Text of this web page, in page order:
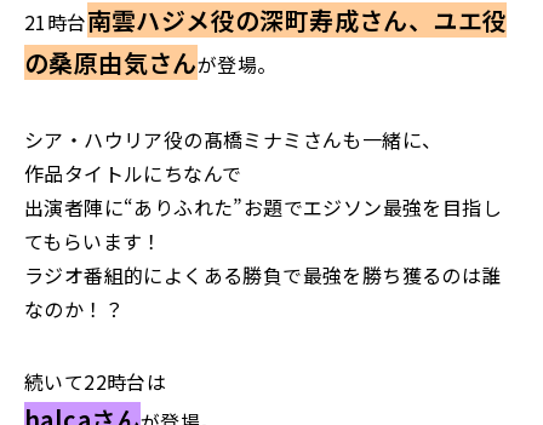
21時台南雲ハジメ役の深町寿成さん、ユエ役
の桑原由気さんが登場。
シア・ハウリア役の髙橋ミナミさんも一緒に、
作品タイトルにちなんで
出演者陣に“ありふれた”お題でエジソン最強を目指し
てもらいます！
ラジオ番組的によくある勝負で最強を勝ち獲るのは誰
なのか！？
続いて22時台は